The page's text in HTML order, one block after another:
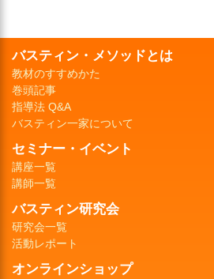
バスティン・メソッドとは
教材のすすめかた
巻頭記事
指導法 Q&A
バスティン一家について
セミナー・イベント
講座一覧
講師一覧
バスティン研究会
研究会一覧
活動レポート
オンラインショップ